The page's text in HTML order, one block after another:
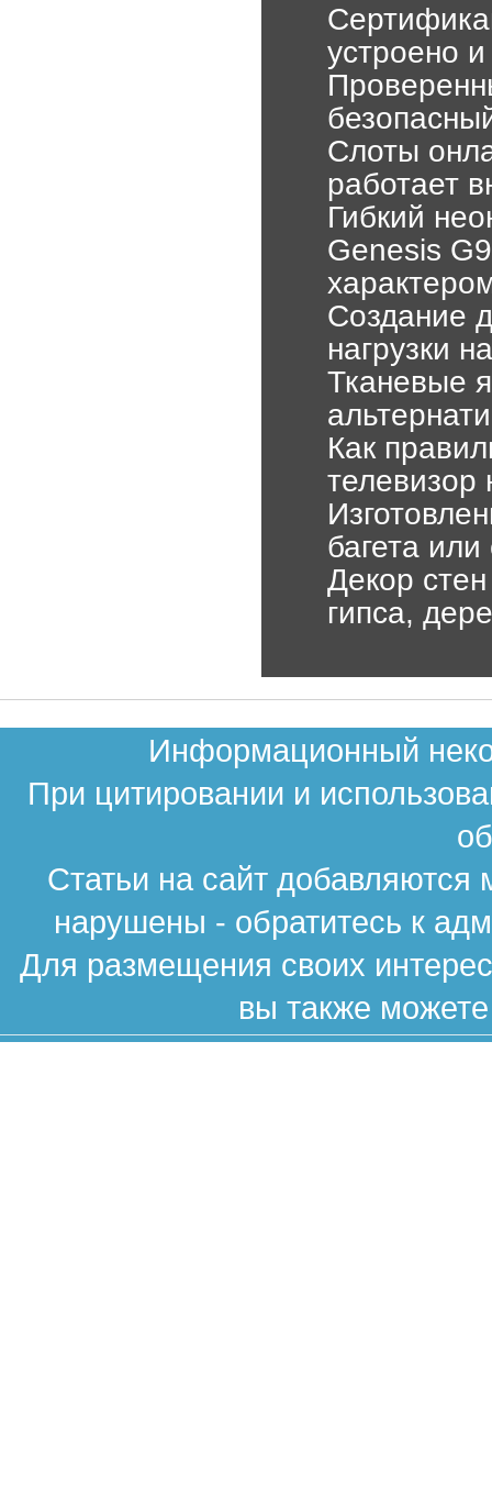
устроено
Слоты
работает
Гибкий
Genesis
Создание
нагрузки
Тканевые
Как
телевизор
багета или
Декор
гипса,
Информационный
При цитировании и
Статьи на сайт
нарушены - обратитесь к
Для размещения своих
вы также